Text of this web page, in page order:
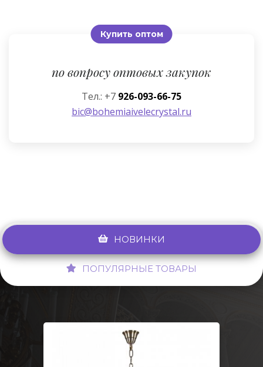
Купить оптом
по вопросу оптовых закупок
Тел.: +7 926-093-66-75
bic@bohemiaivelecrystal.ru
НОВИНКИ
ПОПУЛЯРНЫЕ ТОВАРЫ